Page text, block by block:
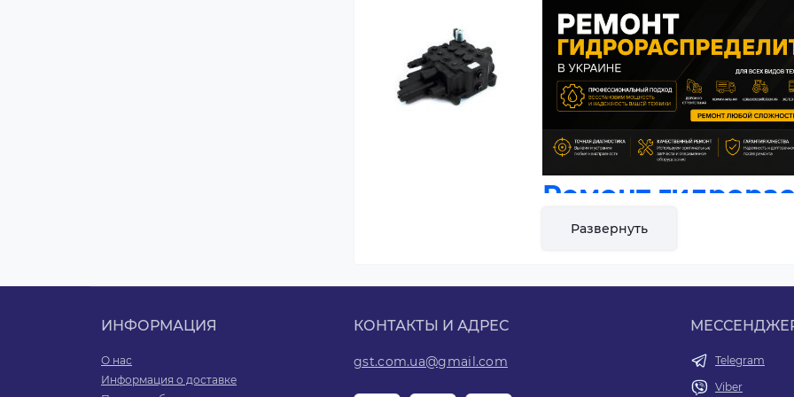
Ремонт
Украине
спецтехники
гидравлической системы,
рабочей жидкости и
Развернуть
ИНФОРМАЦИЯ
О нас
Информация о доставке
КОНТАКТЫ И АДРЕС
gst.com.ua@gmail.com
Telegram
Viber